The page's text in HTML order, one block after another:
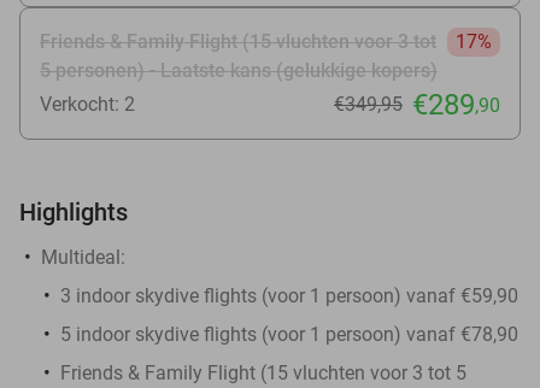
Friends & Family Flight (15 vluchten voor 3 tot
5 personen) - Laatste kans (gelukkige kopers)
17%
Verkocht: 2 €349,95 €289,90
Highlights
Multideal:
3 indoor skydive flights (voor 1 persoon) vanaf €59,90
5 indoor skydive flights (voor 1 persoon) vanaf €78,90
Friends & Family Flight (15 vluchten voor 3 tot 5